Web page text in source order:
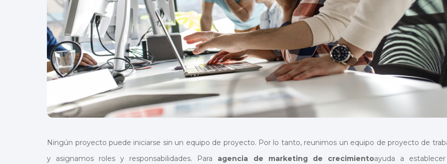
Ningún proyecto puede iniciarse sin un equipo de proyecto. Por lo tanto, reunimos un equipo de proyecto de
y asignamos roles y responsabilidades. Para agencia de marketing de crecimientoayuda a